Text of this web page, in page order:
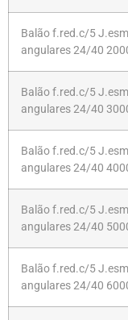
Balão f.red.c/5
angulares 24/40
Balão f.red.c/5
angulares 24/40
Balão f.red.c/5
angulares 24/40
Balão f.red.c/5
angulares 24/40
Balão f.red.c/5
angulares 24/40